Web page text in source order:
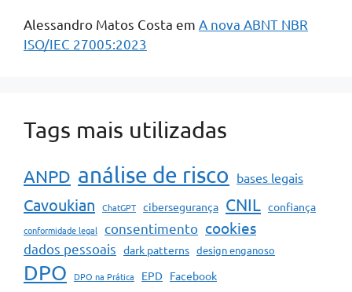
Alessandro Matos Costa em A nova ABNT NBR
ISO/IEC 27005:2023
Tags mais utilizadas
ANPD análise de risco bases legais
Cavoukian ChatGPT cibersegurança CNIL confiança
conformidade legal consentimento cookies
dados pessoais dark patterns design enganoso
DPO DPO na Prática EPD Facebook